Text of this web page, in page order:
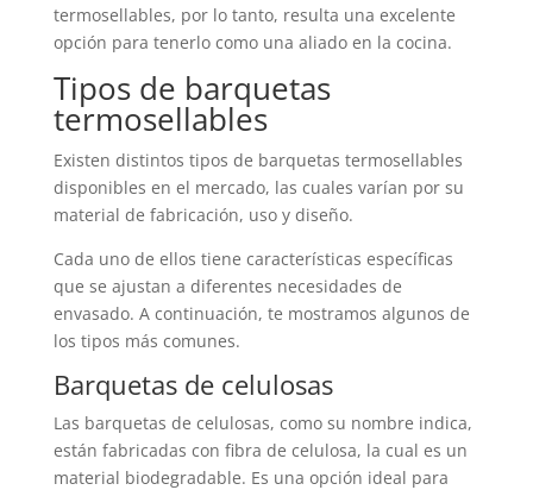
termosellables, por lo tanto, resulta una excelente
opción para tenerlo como una aliado en la cocina.
Tipos de barquetas
termosellables
Existen distintos tipos de barquetas termosellables
disponibles en el mercado, las cuales varían por su
material de fabricación, uso y diseño.
Cada uno de ellos tiene características específicas
que se ajustan a diferentes necesidades de
envasado. A continuación, te mostramos algunos de
los tipos más comunes.
Barquetas de celulosas
Las barquetas de celulosas, como su nombre indica,
están fabricadas con fibra de celulosa, la cual es un
material biodegradable. Es una opción ideal para